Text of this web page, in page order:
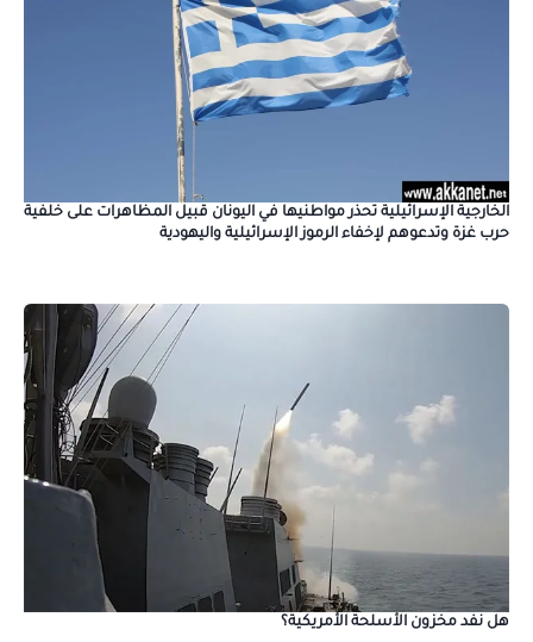
الخارجية الإسرائيلية تحذر مواطنيها في اليونان قبيل المظاهرات على خلفية
حرب غزة وتدعوهم لإخفاء الرموز الإسرائيلية واليهودية
هل نفد مخزون الأسلحة الأمريكية؟